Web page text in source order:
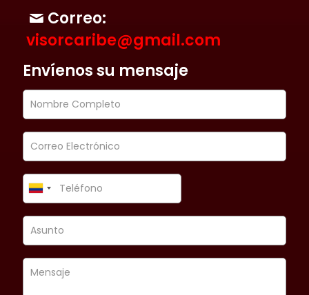
Correo:
visorcaribe@gmail.com
Envíenos su mensaje